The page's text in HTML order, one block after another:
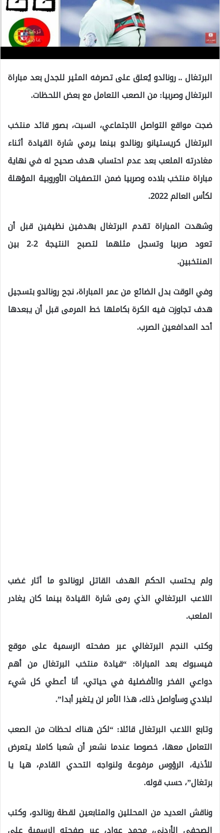
البرتغال .. رونالدو يُعلق على تصرفه المثير للجدل بعد مباراة
البرتغال وصربيا: من الصعب التعامل مع بعض اللحظات.
ضجت مواقع التواصل الاجتماعي، السبت، بصور قائد منتخب
البرتغال كريستيانو رونالدو بينما يرمي شارة القيادة أثناء
مغادرته الملعب بعد عدم احتساب هدف صحيح له في نهاية
مباراة منتخب بلاده وصربيا ضمن التصفيات الأوروبية المؤهلة
لكأس العالم 2022.
وشهدت المباراة تقدم البرتغال بهدفين نظيفين قبل أن
تعود صربيا وتسجل مثلهما لتصبح النتيجة 2-2 بين
المنتخبين.
وفي الوقت بدل الضائع من عمر المباراة، نجح رونالدو بتسجيل
هدف تجاوزت فيه الكرة بكاملها خط المرمى قبل أن يبعدها
أحد المدافعين الصرب.
ولم يحتسب الحكم الهدف القاتل لرونالدو ما أثار غضب
اللاعب البرتغالي الذي رمى شارة القيادة بينما كان يغادر
الملعب.
وكتب النجم البرتغالي عبر صفحته الرسمية على موقع
فيسبوك بعد المباراة: “قيادة منتخب البرتغال من أهم
دواعي الفخر والأفضلية في حياتي، أنا أعطي كل شيء
لبلادي وسأواصل ذلك، هذا الأمر لن يتغير أبدا”.
وتابع اللاعب البرتغال قائلا: “لكن هناك لحظات من الصعب
التعامل معها، خصوصا عندما نشعر أن شعبا كاملا يتعرض
للأذية، الرؤوس مرفوعة ولنواجه التحدي القادم، هيا يا
برتغال”، حسب قوله.
وناقش العديد من المحللين والمتابعين لقطة رونالدو، وكتب